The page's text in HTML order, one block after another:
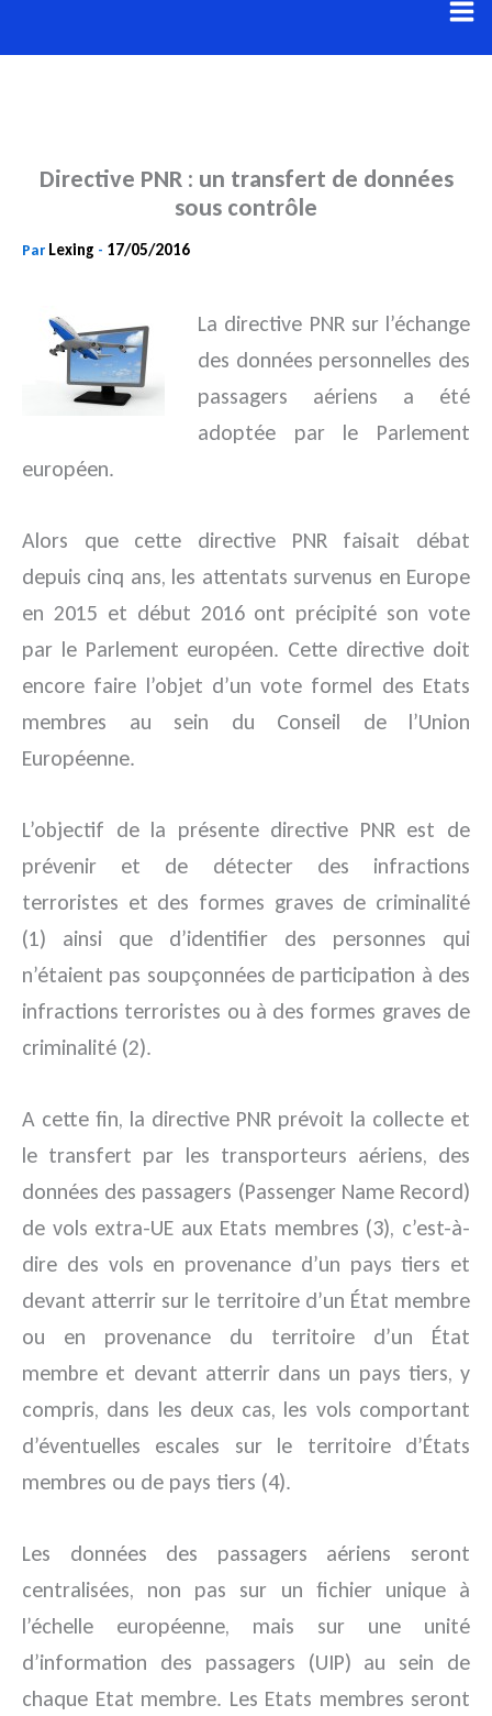
au
Directive PNR : un transfert de données
sous contrôle
Par Lexing - 17/05/2016
La directive PNR sur l’échange
des données personnelles des
passagers aériens a été
adoptée par le Parlement
européen.
Alors que cette directive PNR faisait débat
depuis cinq ans, les attentats survenus en Europe
en 2015 et début 2016 ont précipité son vote
par le Parlement européen. Cette directive doit
encore faire l’objet d’un vote formel des Etats
membres au sein du Conseil de l’Union
Européenne.
L’objectif de la présente directive PNR est de
prévenir et de détecter des infractions
terroristes et des formes graves de criminalité
(1) ainsi que d’identifier des personnes qui
n’étaient pas soupçonnées de participation à des
infractions terroristes ou à des formes graves de
criminalité (2).
A cette fin, la directive PNR prévoit la collecte et
le transfert par les transporteurs aériens, des
données des passagers (Passenger Name Record)
de vols extra-UE aux Etats membres (3), c’est-à-
dire des vols en provenance d’un pays tiers et
devant atterrir sur le territoire d’un État membre
ou en provenance du territoire d’un État
membre et devant atterrir dans un pays tiers, y
compris, dans les deux cas, les vols comportant
d’éventuelles escales sur le territoire d’États
membres ou de pays tiers (4).
Les données des passagers aériens seront
centralisées, non pas sur un fichier unique à
l’échelle européenne, mais sur une unité
d’information des passagers (UIP) au sein de
chaque Etat membre. Les Etats membres seront